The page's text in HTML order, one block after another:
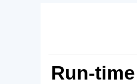
Run-